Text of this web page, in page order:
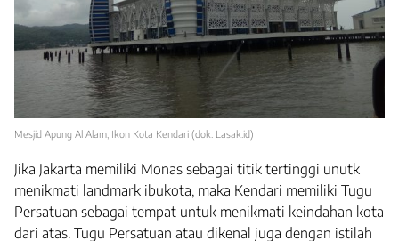
Mesjid Apung Al Alam, Ikon Kota Kendari (dok. Lasak.id)
Jika Jakarta memiliki Monas sebagai titik tertinggi unutk
menikmati landmark ibukota, maka Kendari memiliki Tugu
Persatuan sebagai tempat untuk menikmati keindahan kota
dari atas. Tugu Persatuan atau dikenal juga dengan istilah